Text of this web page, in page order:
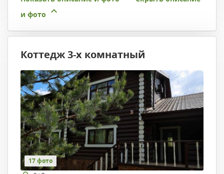
и фото
Коттедж 3-х комнатный
17 фото